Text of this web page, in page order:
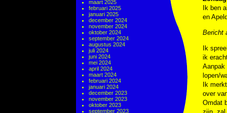
maart 2025
februari 2025
januari 2025
december 2024
november 2024
oktober 2024
september 2024
augustus 2024
juli 2024
juni 2024
mei 2024
april 2024
maart 2024
februari 2024
januari 2024
december 2023
november 2023
oktober 2023
september 2023
Ik ben
en
Bericht
Ik
ik
Aanpak
lopen/
Ik
over
Omdat